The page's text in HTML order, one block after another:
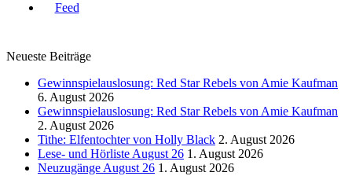
Neueste Beiträge
Gewinnspielauslosung: Red Star Rebels von Amie Kaufman
6. August 2026
Gewinnspielauslosung: Red Star Rebels von Amie Kaufman
2. August 2026
Tithe: Elfentochter von Holly Black 2. August 2026
Lese- und Hörliste August 26 1. August 2026
Neuzugänge August 26 1. August 2026